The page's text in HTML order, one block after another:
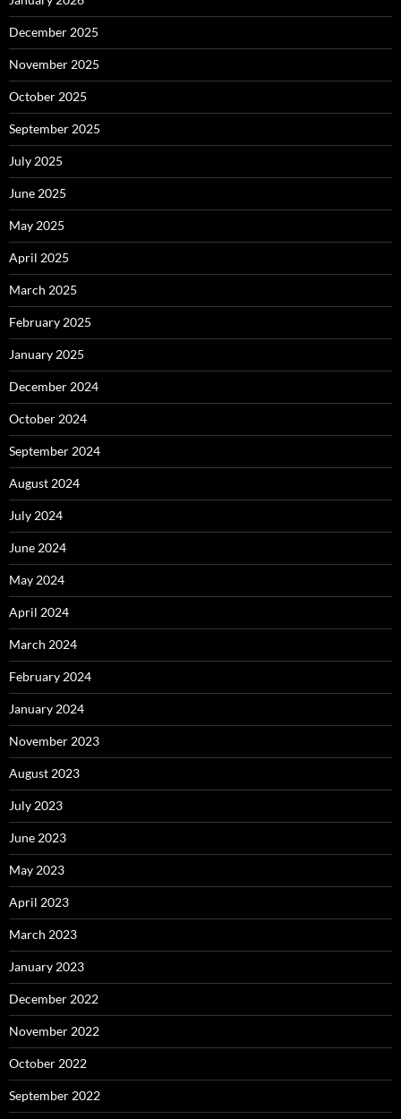
December 2025
November 2025
October 2025
September 2025
July 2025
June 2025
May 2025
April 2025
March 2025
February 2025
January 2025
December 2024
October 2024
September 2024
August 2024
July 2024
June 2024
May 2024
April 2024
March 2024
February 2024
January 2024
November 2023
August 2023
July 2023
June 2023
May 2023
April 2023
March 2023
January 2023
December 2022
November 2022
October 2022
September 2022